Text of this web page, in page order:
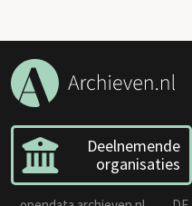
Deelnemende
organisaties